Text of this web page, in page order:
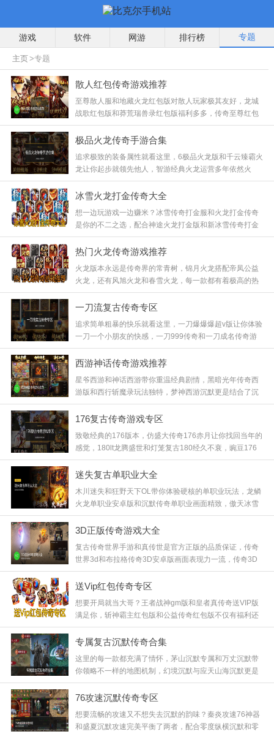
游戏 软件 网游 排行榜 专题
主页>专题
散人红包传奇游戏推荐
至尊散人服和地藏火龙红包版对散人玩家极其友好，龙城
战歌红包版和莽荒瑞兽录红包版福利多多，传奇至尊红包
版更是长期稳定，这些版本不逼氪，只要你有时间，就能
通过打怪爆出的装备换取实实在在的收益，真正做到了玩
极品火龙传奇手游合集
追求极致的装备属性就看这里，6极品火龙版和千云臻霸火
龙让你起步就领先他人，智游经典火龙运营多年依然火
爆，鸿耀冰雪画质清新，十米火龙更是挑战极限的存在，
这些版本不仅装备好看，属性更是炸裂，快来打造你的专
冰雪火龙打金传奇大全
想一边玩游戏一边赚米？冰雪传奇打金服和火龙打金传奇
是你的不二之选，配合神途火龙打金版和新冰雪传奇打金
版，还有去玩冰雪，这些版本经济系统稳定，装备保值率
高，只要你有耐心，搬砖致富不是梦，赶紧行动起来吧！
热门火龙传奇游戏推荐
火龙版本永远是传奇界的常青树，锦月火龙搭配帝凤公益
火龙，还有风旭火龙和春雪火龙，每一款都有着极高的热
度，苍月天命火龙更是经典中的经典，满屏的红名BOSS
等你来挑战，那种爆装瞬间的快感简直让人欲罢不能，快
一刀流复古传奇专区
追求简单粗暴的快乐就看这里，一刀爆爆爆超v版让你体验
一刀一个小朋友的快感，一刀999传奇和一刀成名传奇游
戏无需繁琐操作，一刀烈焰英雄之路更是爽到飞起，配合
初心神途的稳重，无论你是散人还是老板都能找到属于自
西游神话传奇游戏推荐
星爷西游和神话西游带你重温经典剧情，黑暗光年传奇西
游版和西行斩魔录玩法独特，梦神西游沉默更是结合了沉
默与西游元素，在这里你可以拜师学艺，也可以大闹天
宫，体验一把成为齐天大圣的快感，喜欢西游题材的玩家
176复古传奇游戏专区
致敬经典的176版本，仿盛大传奇176赤月让你找回当年的
感觉，180lt龙腾盛世和灯笼复古180经久不衰，豌豆176
小极品和黜龙176小极品在还原的基础上略有创新，这里
没有花哨的转生，只有最纯粹的升级打宝，老玩家速来怀
迷失复古单职业大全
木川迷失和狂野天下OL带你体验硬核的单职业玩法，龙鳞
火龙单职业安卓版和沉默传奇单职业画面精致，傲天冰雪
单职业更是冬季限定好礼，这种融合了迷失元素的单职业
版本，前期虽然难熬，但后期神装加身的成就感是无可替
3D正版传奇游戏大全
复古传奇世界手游和真传世是官方正版的品质保证，传奇
世界3d和布拉格传奇3D安卓版画面表现力一流，传奇3D
版更是开创了全新的视角，这些版本在保留经典玩法的基
础上提升了视觉效果，给你带来身临其境的魔幻体验，快
送Vip红包传奇专区
想要开局就当大哥？王者战神gm版和皇者真传奇送VIP版
满足你，斩神霸主红包版和公益传奇红包版不仅有福利还
有红包惊喜，蓝月传奇红包版更是经典回归，这些版本主
打一个慷慨，上线就送大量资源，让你零氪也能玩得风生
专属复古沉默传奇合集
这里的每一款都充满了情怀，茅山沉默专属和万丈沉默带
你领略不一样的地图机制，幻境沉默与应天山海沉默更是
考验团队的配合，魔血沉默让战斗更具策略性，这种原汁
原味的复古体验，正是我们熬夜刷怪的动力源泉，快来下
76攻速沉默传奇专区
想要流畅的攻速又不想失去沉默的韵味？秦炎攻速76神器
和盛夏沉默攻速完美平衡了两者，配合零度纵横沉默和零